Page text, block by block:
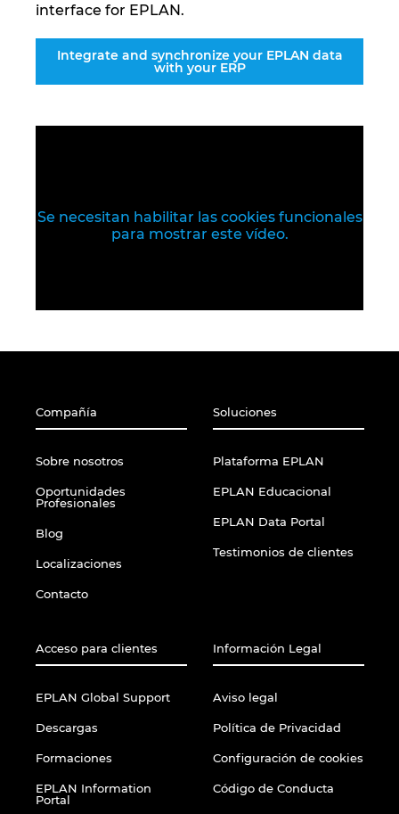
interface for EPLAN.
Integrate and synchronize your EPLAN data
with your ERP
Se necesitan habilitar las cookies funcionales
para mostrar este vídeo.
Compañía
Sobre nosotros
Oportunidades
Profesionales
Blog
Localizaciones
Contacto
Soluciones
Plataforma EPLAN
EPLAN Educacional
EPLAN Data Portal
Testimonios de clientes
Acceso para clientes
EPLAN Global Support
Descargas
Formaciones
EPLAN Information
Portal
Información Legal
Aviso legal
Política de Privacidad
Configuración de cookies
Código de Conducta